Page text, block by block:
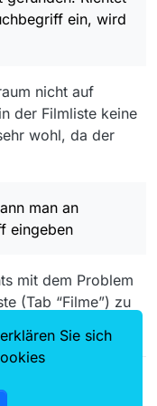
“Sarah Kohr” wird
“Sarah
in der Vergangenheit
Suchbegriffen
ist das letztendlich
angelegt und
jedoch, es könne nicht
ein, wird
nicht auf
der Filmliste keine
wohl, da der
man an
eingeben
mit dem Problem
(Tab “Filme”) zu
Sie sich